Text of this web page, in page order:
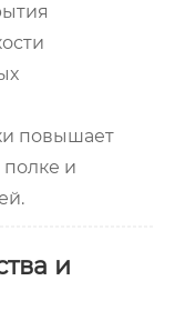
повышает
полке и
и